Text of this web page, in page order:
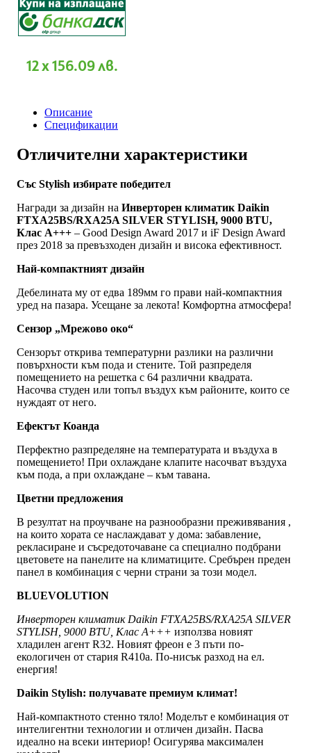
SILVER
STYLISH,
9000
A+++
12 x 156.09 лв.
Описание
Спецификации
Отличителни характеристики
Със Stylish избирате победител
Награди за дизайн на Инверторен климатик Daikin
FTXA25BS/RXA25A SILVER STYLISH, 9000 BTU,
Клас A+++ – Good Design Award 2017 и iF Design Award
през 2018 за превъзходен дизайн и висока ефективност.
Най-компактният дизайн
Дебелината му от едва 189мм го прави най-компактния
уред на пазара. Усещане за лекота! Комфортна атмосфера!
Сензор „Мрежово око“
Сензорът открива температурни разлики на различни
повърхности към пода и стените. Той разпределя
помещението на решетка с 64 различни квадрата.
Насочва студен или топъл въздух към районите, които се
нуждаят от него.
Ефектът Коанда
Перфектно разпределяне на температурата и въздуха в
помещението! При охлаждане клапите насочват въздуха
към пода, а при охлаждане – към тавана.
Цветни предложения
В резултат на проучване на разнообразни преживявания ,
на които хората се наслаждават у дома: забавление,
рекласиране и съсредоточаване са специално подбрани
цветовете на панелите на климатиците. Сребърен преден
панел в комбинация с черни страни за този модел.
BLUEVOLUTION
Инверторен климатик Daikin FTXA25BS/RXA25A SILVER
STYLISH, 9000 BTU, Клас A+++ използва новият
хладилен агент R32. Новият фреон е 3 пъти по-
екологичен от стария R410a. По-нисък разход на ел.
енергия!
Daikin Stylish: получавате премиум климат!
Най-компактното стенно тяло! Моделът е комбинация от
интелигентни технологии и отличен дизайн. Пасва
идеално на всеки интериор! Осигурява максимален